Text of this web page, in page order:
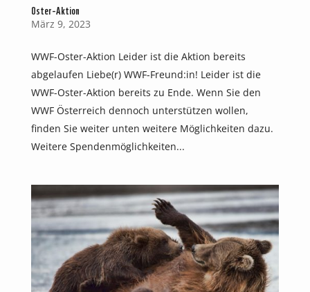
Oster-Aktion
März 9, 2023
WWF-Oster-Aktion Leider ist die Aktion bereits
abgelaufen Liebe(r) WWF-Freund:in! Leider ist die
WWF-Oster-Aktion bereits zu Ende. Wenn Sie den
WWF Österreich dennoch unterstützen wollen,
finden Sie weiter unten weitere Möglichkeiten dazu.
Weitere Spendenmöglichkeiten...